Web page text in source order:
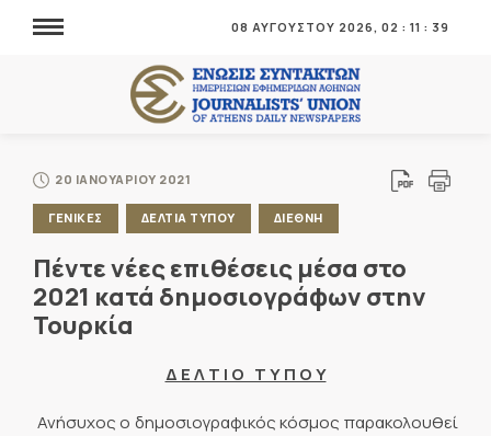
08 ΑΥΓΟΥΣΤΟΥ 2026, 02 : 11 : 39
20 ΙΑΝΟΥΑΡΙΟΥ 2021
ΓΕΝΙΚΕΣ ΔΕΛΤΙΑ ΤΥΠΟΥ ΔΙΕΘΝΗ
Πέντε νέες επιθέσεις μέσα στο
2021 κατά δημοσιογράφων στην
Τουρκία
Δ Ε Λ Τ Ι Ο Τ Υ Π Ο Υ
Ανήσυχος ο δημοσιογραφικός κόσμος παρακολουθεί